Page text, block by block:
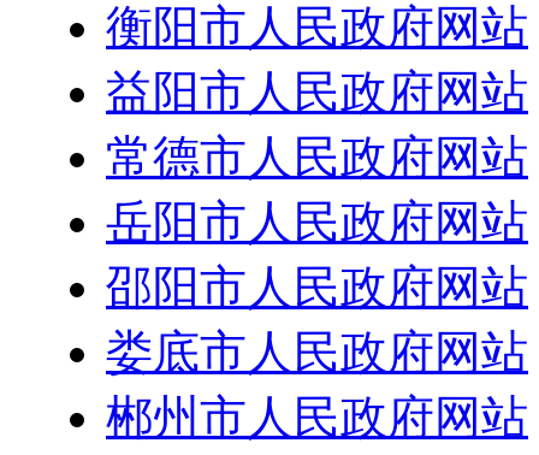
衡阳市人民政府网站
益阳市人民政府网站
常德市人民政府网站
岳阳市人民政府网站
邵阳市人民政府网站
娄底市人民政府网站
郴州市人民政府网站